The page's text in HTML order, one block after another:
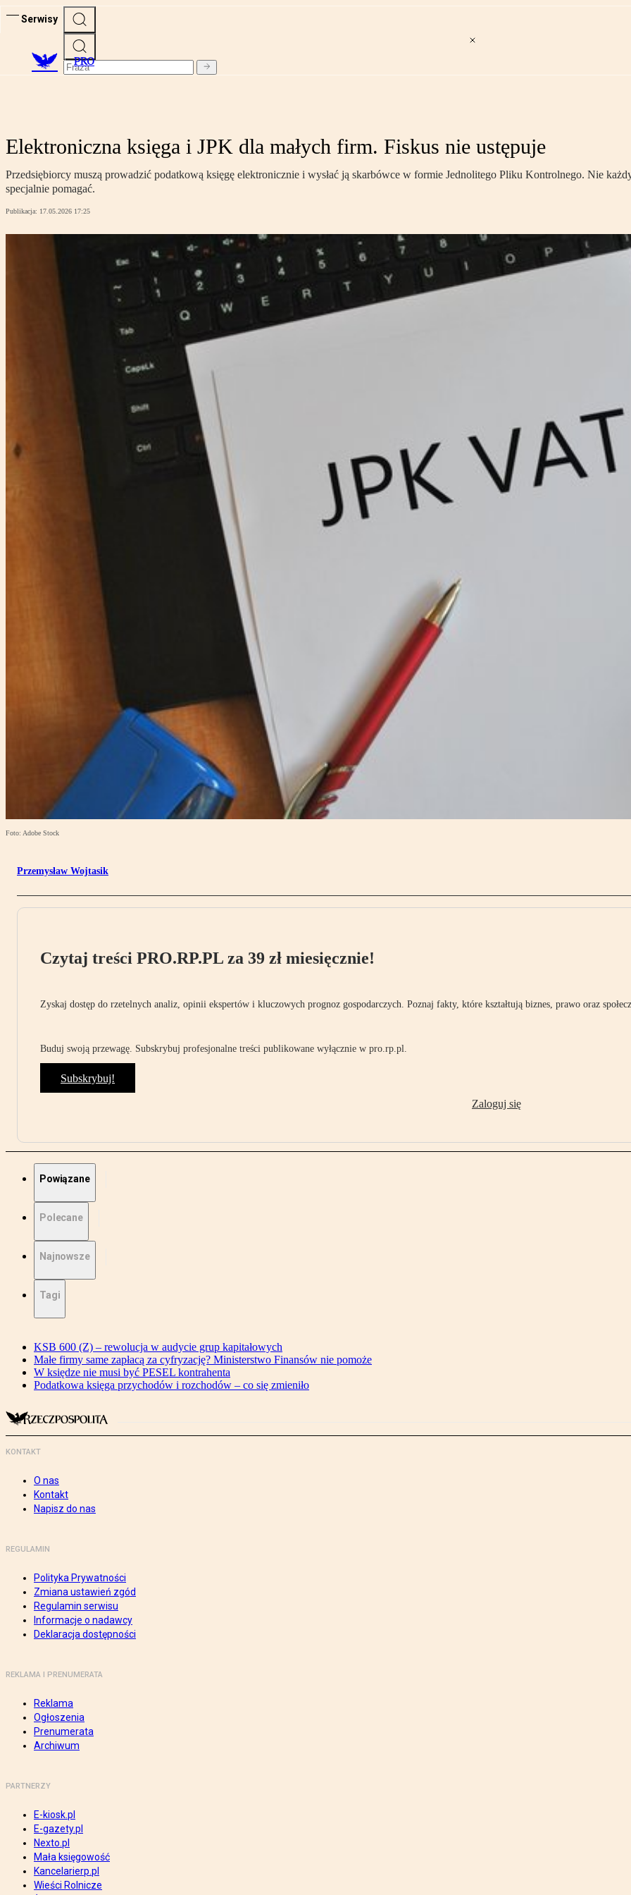
Serwisy
PRO
Elektroniczna księga i JPK dla małych firm. Fiskus nie ustępuje
Przedsiębiorcy muszą prowadzić podatkową księgę elektronicznie i wysłać ją skarbówce w formie Jednolitego Pliku Kontrolnego. Nie
specjalnie pomagać.
Publikacja: 17.05.2026 17:25
Foto: Adobe Stock
Przemysław Wojtasik
Czytaj treści PRO.RP.PL za 39 zł miesięcznie!
Zyskaj dostęp do rzetelnych analiz, opinii ekspertów i kluczowych prognoz gospodarczych. Poznaj fakty, które kształtują biznes, prawo oraz
Buduj swoją przewagę. Subskrybuj profesjonalne treści publikowane wyłącznie w pro.rp.pl.
Subskrybuj!
Zaloguj się
Powiązane
Polecane
Najnowsze
Tagi
KSB 600 (Z) – rewolucja w audycie grup kapitałowych
Małe firmy same zapłacą za cyfryzację? Ministerstwo Finansów nie pomoże
W księdze nie musi być PESEL kontrahenta
Podatkowa księga przychodów i rozchodów – co się zmieniło
KONTAKT
O nas
Kontakt
Napisz do nas
REGULAMIN
Polityka Prywatności
Zmiana ustawień zgód
Regulamin serwisu
Informacje o nadawcy
Deklaracja dostępności
REKLAMA I PRENUMERATA
Reklama
Ogłoszenia
Prenumerata
Archiwum
PARTNERZY
E-kiosk.pl
E-gazety.pl
Nexto.pl
Mała księgowość
Kancelarierp.pl
Wieści Rolnicze